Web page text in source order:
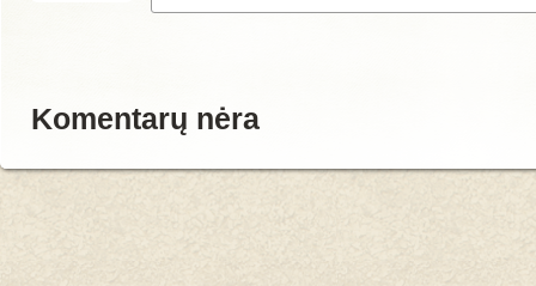
Komentarų nėra